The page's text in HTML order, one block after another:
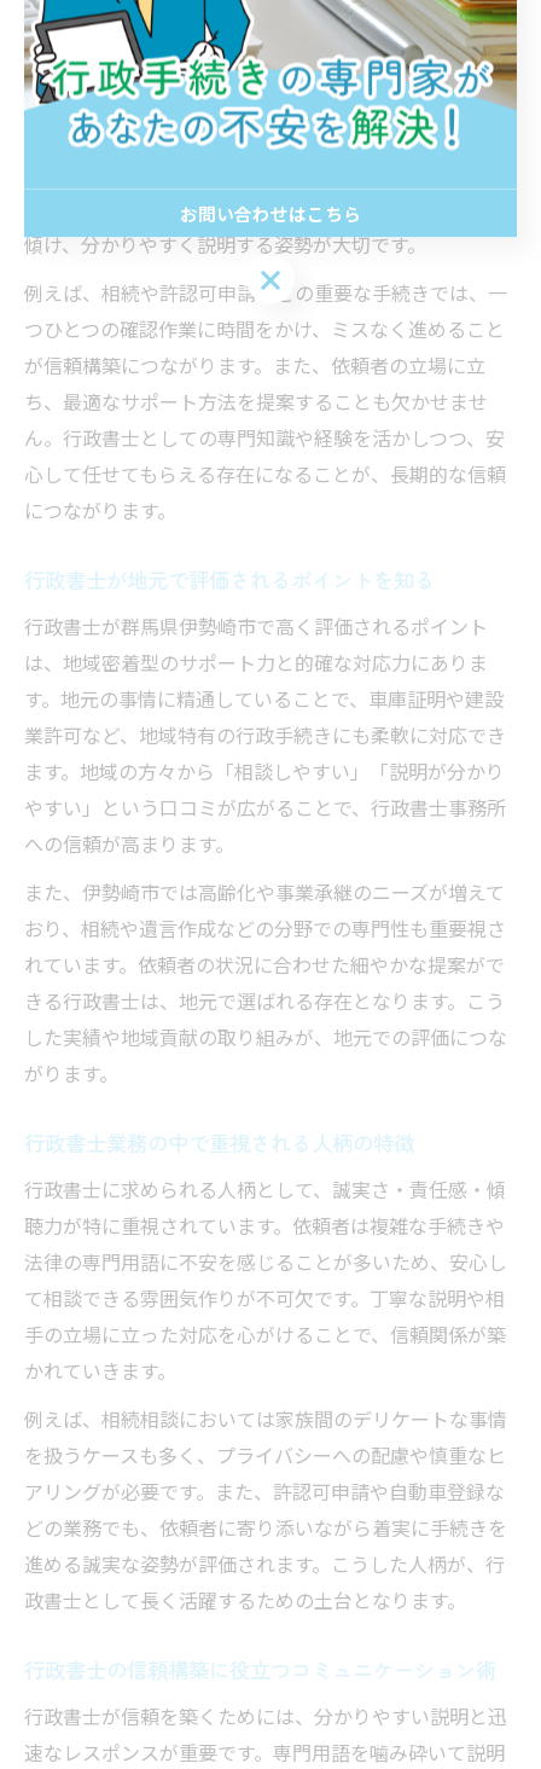
行政書士として信頼を得るために大切なこと
行政書士が地域社会や依頼者から信頼を得る上で最も重
要なのは、誠実で丁寧な対応を徹底することです。特に
群馬県伊勢崎市のような地域密着型の環境では、地元の
は複雑で不安を感じる方も多いため、相談に真摯に耳を
傾け、分かりやすく説明する姿勢が大切です。
例えば、相続や許認可申請などの重要な手続きでは、一
つひとつの確認作業に時間をかけ、ミスなく進めること
が信頼構築につながります。また、依頼者の立場に立
ち、最適なサポート方法を提案することも欠かせませ
ん。行政書士としての専門知識や経験を活かしつつ、安
心して任せてもらえる存在になることが、長期的な信頼
につながります。
行政書士が地元で評価されるポイントを知る
行政書士が群馬県伊勢崎市で高く評価されるポイント
は、地域密着型のサポート力と的確な対応力にありま
す。地元の事情に精通していることで、車庫証明や建設
業許可など、地域特有の行政手続きにも柔軟に対応でき
ます。地域の方々から「相談しやすい」「説明が分かり
やすい」という口コミが広がることで、行政書士事務所
への信頼が高まります。
また、伊勢崎市では高齢化や事業承継のニーズが増えて
おり、相続や遺言作成などの分野での専門性も重要視さ
れています。依頼者の状況に合わせた細やかな提案がで
きる行政書士は、地元で選ばれる存在となります。こう
した実績や地域貢献の取り組みが、地元での評価につな
がります。
行政書士業務の中で重視される人柄の特徴
行政書士に求められる人柄として、誠実さ・責任感・傾
聴力が特に重視されています。依頼者は複雑な手続きや
法律の専門用語に不安を感じることが多いため、安心し
て相談できる雰囲気作りが不可欠です。丁寧な説明や相
手の立場に立った対応を心がけることで、信頼関係が築
かれていきます。
例えば、相続相談においては家族間のデリケートな事情
を扱うケースも多く、プライバシーへの配慮や慎重なヒ
アリングが必要です。また、許認可申請や自動車登録な
どの業務でも、依頼者に寄り添いながら着実に手続きを
進める誠実な姿勢が評価されます。こうした人柄が、行
政書士として長く活躍するための土台となります。
行政書士の信頼構築に役立つコミュニケーション術
行政書士が信頼を築くためには、分かりやすい説明と迅
速なレスポンスが重要です。専門用語を噛み砕いて説明
お問い合わせはこちら
お問い合わせはこちら